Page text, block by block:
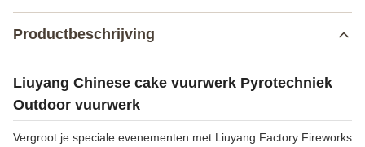
Productbeschrijving
Liuyang Chinese cake vuurwerk Pyrotechniek
Outdoor vuurwerk
Vergroot je speciale evenementen met Liuyang Factory Fireworks